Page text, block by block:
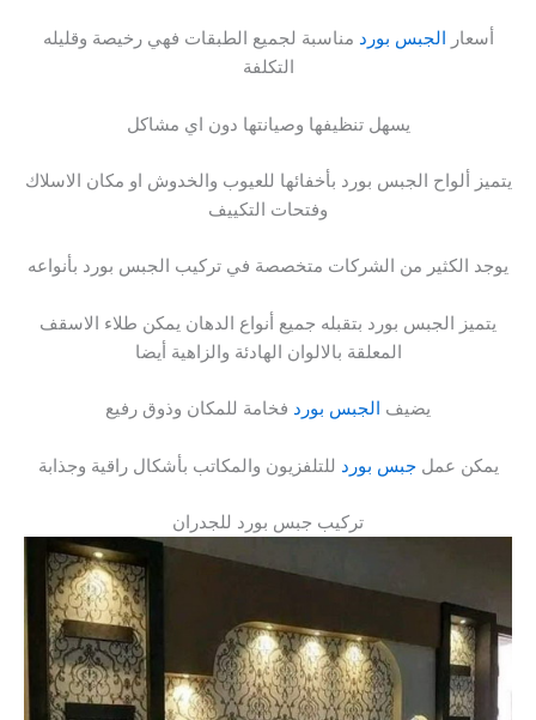
أسعار الجبس بورد مناسبة لجميع الطبقات فهي رخيصة وقليله
التكلفة
يسهل تنظيفها وصيانتها دون اي مشاكل
يتميز ألواح الجبس بورد بأخفائها للعيوب والخدوش او مكان الاسلاك
وفتحات التكييف
يوجد الكثير من الشركات متخصصة في تركيب الجبس بورد بأنواعه
يتميز الجبس بورد بتقبله جميع أنواع الدهان يمكن طلاء الاسقف
المعلقة بالالوان الهادئة والزاهية أيضا
يضيف الجبس بورد فخامة للمكان وذوق رفيع
يمكن عمل جبس بورد للتلفزيون والمكاتب بأشكال راقية وجذابة
تركيب جبس بورد للجدران